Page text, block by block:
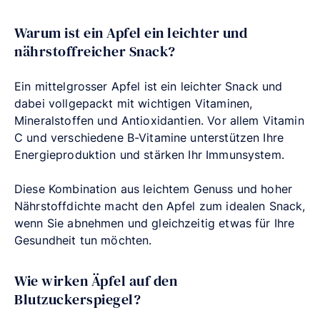
Warum ist ein Apfel ein leichter und
nährstoffreicher Snack?
Ein mittelgrosser Apfel ist ein leichter Snack und
dabei vollgepackt mit wichtigen Vitaminen,
Mineralstoffen und Antioxidantien. Vor allem Vitamin
C und verschiedene B-Vitamine unterstützen Ihre
Energieproduktion und stärken Ihr Immunsystem.
Diese Kombination aus leichtem Genuss und hoher
Nährstoffdichte macht den Apfel zum idealen Snack,
wenn Sie abnehmen und gleichzeitig etwas für Ihre
Gesundheit tun möchten.
Wie wirken Äpfel auf den
Blutzuckerspiegel?